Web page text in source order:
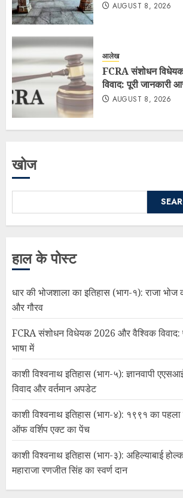
AUGUST 8, 2026
आलेख
FCRA संशोधन
विवाद: पूरी जानकारी
AUGUST 8, 2026
खोज
हाल के पोस्ट
धार की भोजशाला का इतिहास (भाग-१): राजा
और गौरव
FCRA संशोधन विधेयक 2026 और वैश्विक विवाद:
भाषा में
काशी विश्वनाथ इतिहास (भाग-५): ज्ञानवापी
विवाद और वर्तमान अपडेट
काशी विश्वनाथ इतिहास (भाग-४): १९९१ का
ऑफ वर्शिप एक्ट का पेंच
काशी विश्वनाथ इतिहास (भाग-३): अहिल्याबाई
महाराजा रणजीत सिंह का स्वर्ण दान